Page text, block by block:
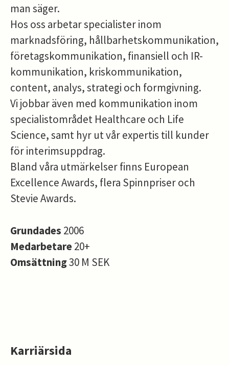
man säger.
Hos oss arbetar specialister inom
marknadsföring, hållbarhetskommunikation,
företagskommunikation, finansiell och IR-
kommunikation, kriskommunikation,
content, analys, strategi och formgivning.
Vi jobbar även med kommunikation inom
specialistområdet Healthcare och Life
Science, samt hyr ut vår expertis till kunder
för interimsuppdrag.
Bland våra utmärkelser finns European
Excellence Awards, flera Spinnpriser och
Stevie Awards.
Grundades 2006
Medarbetare20+
Omsättning30 M SEK
Karriärsida